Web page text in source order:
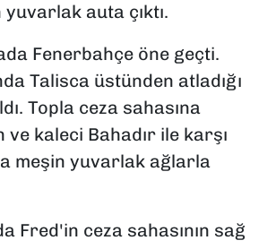
auta çıktı.
Fenerbahçe öne geçti.
Talisca üstünden atladığı
Topla ceza sahasına
kaleci Bahadır ile karşı
meşin yuvarlak ağlarla
Fred'in ceza sahasının sağ